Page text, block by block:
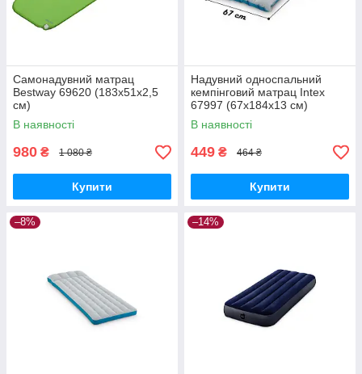
Самонадувний матрац
Bestway 69620 (183х51х2,5
см)
В наявності
980 ₴ 1 080 ₴
Купити
Надувний односпальний
кемпінговий матрац Intex
67997 (67х184х13 см)
В наявності
449 ₴ 464 ₴
Купити
–8% –14%